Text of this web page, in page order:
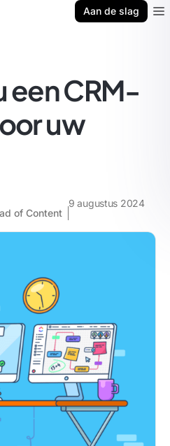
Aan de slag
een CRM-
uw
of Content
9 augustus 2024